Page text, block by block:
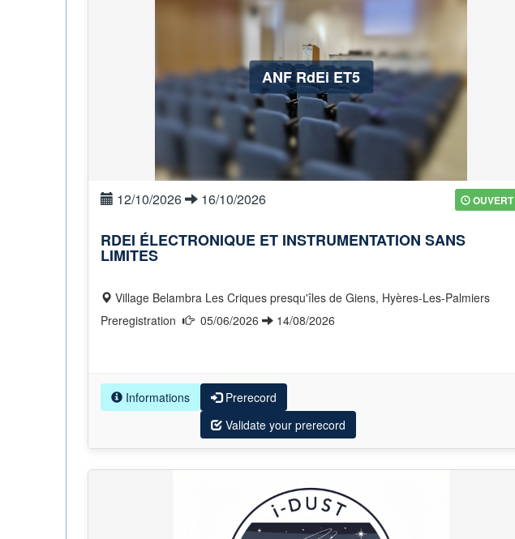
ANF RdEi ET5
12/10/2026 16/10/2026 OUVERT
RDEI ÉLECTRONIQUE ET INSTRUMENTATION SANS
LIMITES
Village Belambra Les Criques presqu'îles de Giens, Hyères-Les-Palmiers
05/06/2026 14/08/2026
Informations
Prerecord
Validate your prerecord